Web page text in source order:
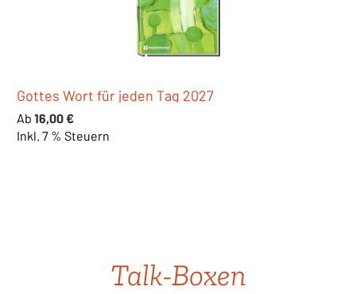
Hoffnungszeichen - Theologiekalender 2027
Regulärer Preis:
24,95 €
Inkl. 19 % Steuern
überspringen
Talk-Boxen